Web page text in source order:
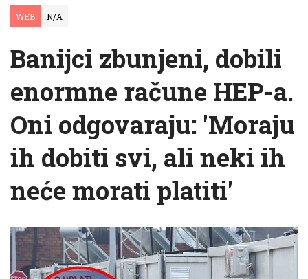
WEB N/A
Banijci zbunjeni, dobili
enormne račune HEP-a.
Oni odgovaraju: 'Moraju
ih dobiti svi, ali neki ih
neće morati platiti'